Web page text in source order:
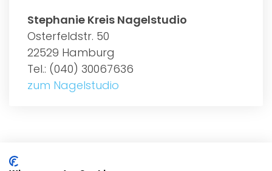
Stephanie Kreis Nagelstudio
Osterfeldstr. 50
22529 Hamburg
Tel.: (040) 30067636
zum Nagelstudio
ALLGEMEIN